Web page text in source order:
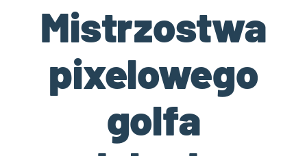
Mistrzostwa
pixelowego
golfa